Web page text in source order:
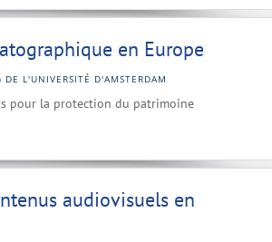
en Europe
L'UNIVERSITÉ D'AMSTERDAM
pour la protection du patrimoine
audiovisuels en